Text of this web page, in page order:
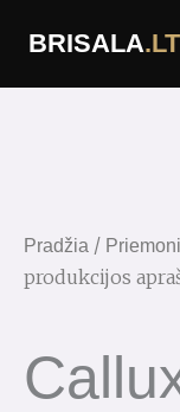
BRISALA.LT
Pradžia /
produkcijos